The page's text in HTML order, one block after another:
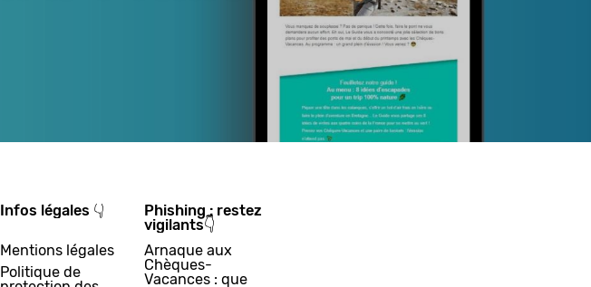
Infos légales 👇
Mentions légales
Politique de
Phishing : restez
vigilants👇
Arnaque aux
Chèques-
Vacances : que